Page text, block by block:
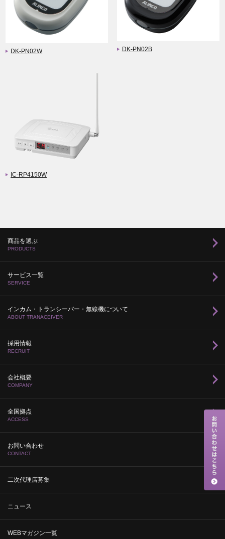
DK-PN02W DK-PN02B
IC-RP4150W
商品を選ぶ
PRODUCTS
サービス一覧
SERVICE
インカム・トランシーバー・無線機について
ABOUT TRANACEIVER
採用情報
RECRUIT
会社概要
COMPANY
全国拠点
ACCESS
お問い合わせ
CONTACT
二次代理店募集
ニュース
WEBマガジン一覧